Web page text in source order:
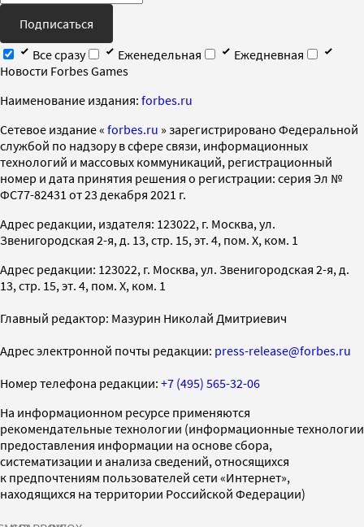
Подписаться
Все сразу
Еженедельная
Ежедневная
Новости Forbes Games
Наименование издания: forbes.ru
Cетевое издание « forbes.ru » зарегистрировано Федеральной
службой по надзору в сфере связи, информационных
технологий и массовых коммуникаций, регистрационный
номер и дата принятия решения о регистрации: серия Эл №
ФС77-82431 от 23 декабря 2021 г.
Адрес редакции, издателя: 123022, г. Москва, ул.
Звенигородская 2-я, д. 13, стр. 15, эт. 4, пом. X, ком. 1
Адрес редакции: 123022, г. Москва, ул. Звенигородская 2-я, д.
13, стр. 15, эт. 4, пом. X, ком. 1
Главный редактор: Мазурин Николай Дмитриевич
Адрес электронной почты редакции: press-release@forbes.ru
Номер телефона редакции: +7 (495) 565-32-06
На информационном ресурсе применяются
рекомендательные технологии (информационные технологии
предоставления информации на основе сбора,
систематизации и анализа сведений, относящихся
к предпочтениям пользователей сети «Интернет»,
находящихся на территории Российской Федерации)